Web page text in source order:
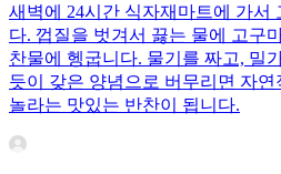
새벽에 24시간 식자재마트에 가서
다. 껍질을 벗겨서 끓는 물에 고구
찬물에 헹굽니다. 물기를 짜고, 밀
듯이 갖은 양념으로 버무리면 자연
놀라는 맛있는 반찬이 됩니다.